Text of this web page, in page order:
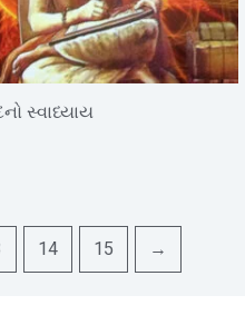
સ્વાધ્યાય
14 15 →